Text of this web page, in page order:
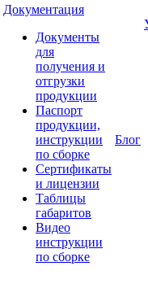
Документация
Документы
для
получения и
отгрузки
продукции
Паспорт
продукции,
инструкции
по сборке
Сертификаты
и лицензии
Таблицы
габаритов
Видео
инструкции
по сборке
Блог